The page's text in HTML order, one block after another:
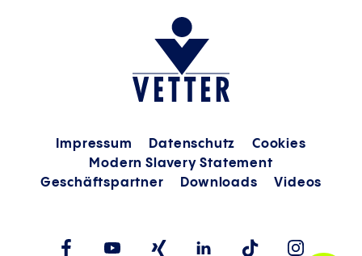
Impressum Datenschutz
Cookies
Modern Slavery Statement
Geschäftspartner
Downloads Videos